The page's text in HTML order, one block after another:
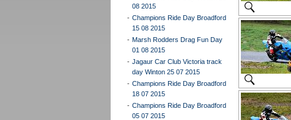
08 2015
- Champions Ride Day Broadford
15 08 2015
- Marsh Rodders Drag Fun Day
01 08 2015
- Jagaur Car Club Victoria track
day Winton 25 07 2015
- Champions Ride Day Broadford
18 07 2015
- Champions Ride Day Broadford
05 07 2015